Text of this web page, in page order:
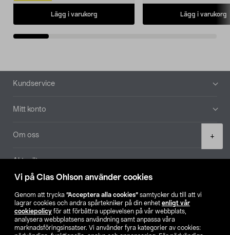
Vi på Clas Ohlson använder cookies
Genom att trycka ”Acceptera alla cookies” samtycker du till att vi
lagrar cookies och andra spårtekniker på din enhet enligt vår
cookiepolicy för att förbättra upplevelsen på vår webbplats,
analysera webbplatsens användning samt anpassa våra
marknadsföringsinsatser. Vi använder fyra kategorier av cookies:
+
Lägg i varukorg Lägg i varukorg
Sidfot
Kundservice
Mitt konto
Om oss
Aktuellt
Hitta butik